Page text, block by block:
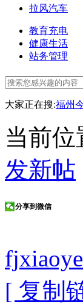
拉风汽车
教育充电
健康生活
站务管理
大家正在搜:福州
当前位
发新帖
分享到微信
fjxiaoye
[ 复制